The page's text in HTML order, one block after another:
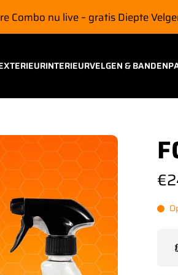
Combo nu live – gratis Diepte
INTERIEURVELGEN & BANDEN